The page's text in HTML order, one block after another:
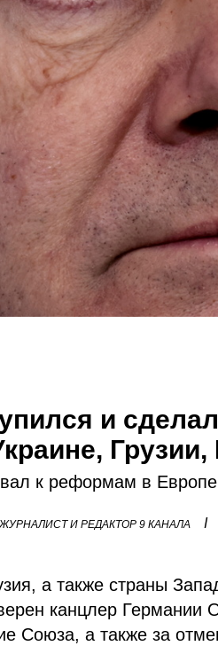
и
к реформам в
ЖУРНАЛИСТ И РЕДАКТОР 9 КАНАЛА I
а также страны
канцлер
Союза, а также за